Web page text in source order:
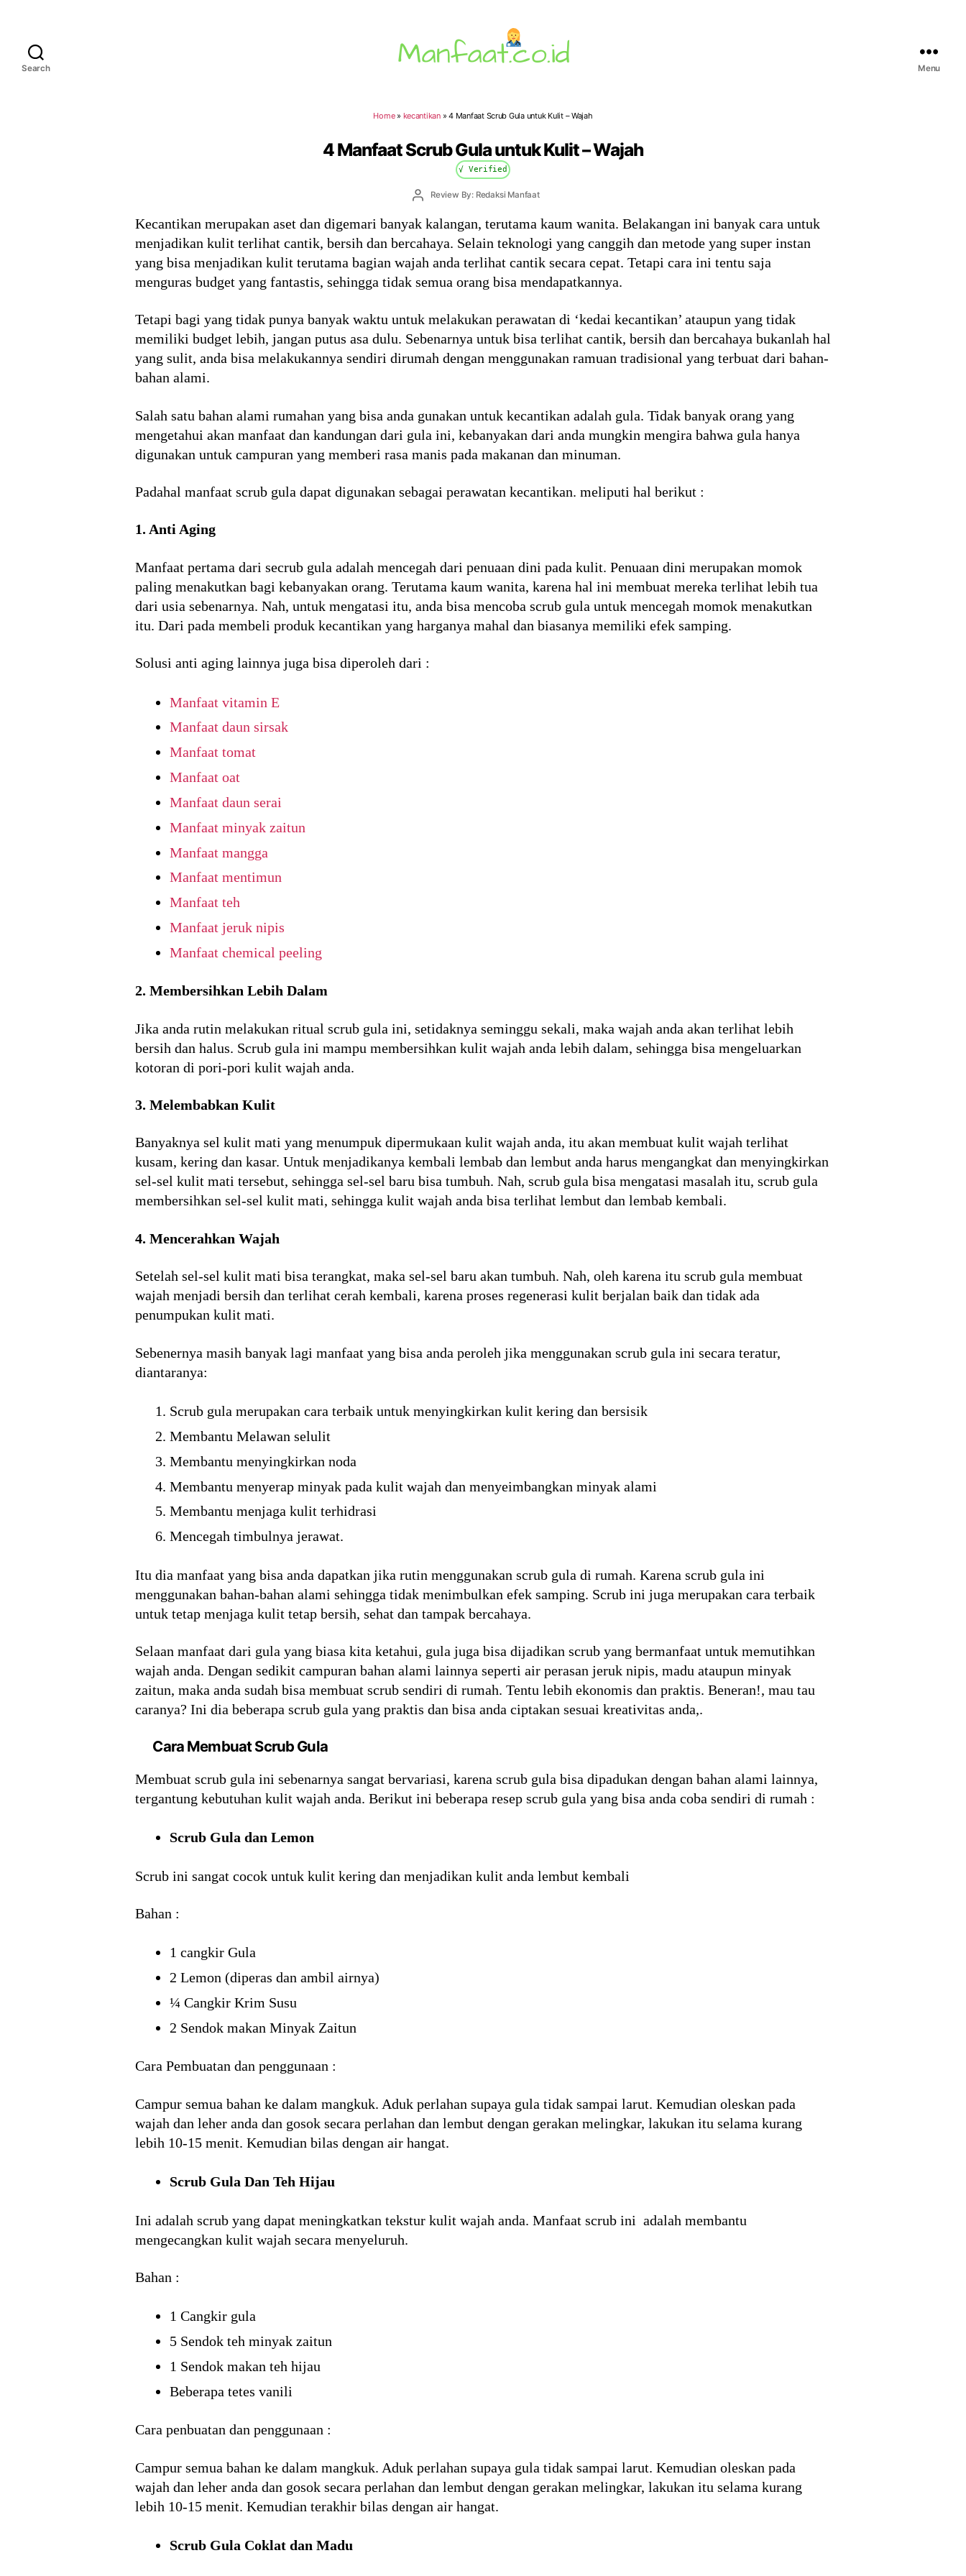
Search Menu
Home» kecantikan»4 Manfaat Scrub Gula untuk Kulit – Wajah
4 Manfaat Scrub Gula untuk Kulit – Wajah
√ Verified
PostReview By: Redaksi Manfaat
Kecantikan merupakan aset dan digemari banyak kalangan, terutama kaum wanita. Belakangan ini banyak cara untuk
menjadikan kulit terlihat cantik, bersih dan bercahaya. Selain teknologi yang canggih dan metode yang super instan
yang bisa menjadikan kulit terutama bagian wajah anda terlihat cantik secara cepat. Tetapi cara ini tentu saja
menguras budget yang fantastis, sehingga tidak semua orang bisa mendapatkannya.
Tetapi bagi yang tidak punya banyak waktu untuk melakukan perawatan di ‘kedai kecantikan’ ataupun yang tidak
memiliki budget lebih, jangan putus asa dulu. Sebenarnya untuk bisa terlihat cantik, bersih dan bercahaya bukanlah hal
yang sulit, anda bisa melakukannya sendiri dirumah dengan menggunakan ramuan tradisional yang terbuat dari bahan-
bahan alami.
Salah satu bahan alami rumahan yang bisa anda gunakan untuk kecantikan adalah gula. Tidak banyak orang yang
mengetahui akan manfaat dan kandungan dari gula ini, kebanyakan dari anda mungkin mengira bahwa gula hanya
digunakan untuk campuran yang memberi rasa manis pada makanan dan minuman.
Padahal manfaat scrub gula dapat digunakan sebagai perawatan kecantikan. meliputi hal berikut :
1. Anti Aging
Manfaat pertama dari secrub gula adalah mencegah dari penuaan dini pada kulit. Penuaan dini merupakan momok
paling menakutkan bagi kebanyakan orang. Terutama kaum wanita, karena hal ini membuat mereka terlihat lebih tua
dari usia sebenarnya. Nah, untuk mengatasi itu, anda bisa mencoba scrub gula untuk mencegah momok menakutkan
itu. Dari pada membeli produk kecantikan yang harganya mahal dan biasanya memiliki efek samping.
Solusi anti aging lainnya juga bisa diperoleh dari :
Manfaat vitamin E
Manfaat daun sirsak
Manfaat tomat
Manfaat oat
Manfaat daun serai
Manfaat minyak zaitun
Manfaat mangga
Manfaat mentimun
Manfaat teh
Manfaat jeruk nipis
Manfaat chemical peeling
2. Membersihkan Lebih Dalam
Jika anda rutin melakukan ritual scrub gula ini, setidaknya seminggu sekali, maka wajah anda akan terlihat lebih
bersih dan halus. Scrub gula ini mampu membersihkan kulit wajah anda lebih dalam, sehingga bisa mengeluarkan
kotoran di pori-pori kulit wajah anda.
3. Melembabkan Kulit
Banyaknya sel kulit mati yang menumpuk dipermukaan kulit wajah anda, itu akan membuat kulit wajah terlihat
kusam, kering dan kasar. Untuk menjadikanya kembali lembab dan lembut anda harus mengangkat dan menyingkirkan
sel-sel kulit mati tersebut, sehingga sel-sel baru bisa tumbuh. Nah, scrub gula bisa mengatasi masalah itu, scrub gula
membersihkan sel-sel kulit mati, sehingga kulit wajah anda bisa terlihat lembut dan lembab kembali.
4. Mencerahkan Wajah
Setelah sel-sel kulit mati bisa terangkat, maka sel-sel baru akan tumbuh. Nah, oleh karena itu scrub gula membuat
wajah menjadi bersih dan terlihat cerah kembali, karena proses regenerasi kulit berjalan baik dan tidak ada
penumpukan kulit mati.
Sebenernya masih banyak lagi manfaat yang bisa anda peroleh jika menggunakan scrub gula ini secara teratur,
diantaranya:
Scrub gula merupakan cara terbaik untuk menyingkirkan kulit kering dan bersisik
Membantu Melawan selulit
Membantu menyingkirkan noda
Membantu menyerap minyak pada kulit wajah dan menyeimbangkan minyak alami
Membantu menjaga kulit terhidrasi
Mencegah timbulnya jerawat.
Itu dia manfaat yang bisa anda dapatkan jika rutin menggunakan scrub gula di rumah. Karena scrub gula ini
menggunakan bahan-bahan alami sehingga tidak menimbulkan efek samping. Scrub ini juga merupakan cara terbaik
untuk tetap menjaga kulit tetap bersih, sehat dan tampak bercahaya.
Selaan manfaat dari gula yang biasa kita ketahui, gula juga bisa dijadikan scrub yang bermanfaat untuk memutihkan
wajah anda. Dengan sedikit campuran bahan alami lainnya seperti air perasan jeruk nipis, madu ataupun minyak
zaitun, maka anda sudah bisa membuat scrub sendiri di rumah. Tentu lebih ekonomis dan praktis. Beneran!, mau tau
caranya? Ini dia beberapa scrub gula yang praktis dan bisa anda ciptakan sesuai kreativitas anda,.
Cara Membuat Scrub Gula
Membuat scrub gula ini sebenarnya sangat bervariasi, karena scrub gula bisa dipadukan dengan bahan alami lainnya,
tergantung kebutuhan kulit wajah anda. Berikut ini beberapa resep scrub gula yang bisa anda coba sendiri di rumah :
Scrub Gula dan Lemon
Scrub ini sangat cocok untuk kulit kering dan menjadikan kulit anda lembut kembali
Bahan :
1 cangkir Gula
2 Lemon (diperas dan ambil airnya)
¼ Cangkir Krim Susu
2 Sendok makan Minyak Zaitun
Cara Pembuatan dan penggunaan :
Campur semua bahan ke dalam mangkuk. Aduk perlahan supaya gula tidak sampai larut. Kemudian oleskan pada
wajah dan leher anda dan gosok secara perlahan dan lembut dengan gerakan melingkar, lakukan itu selama kurang
lebih 10-15 menit. Kemudian bilas dengan air hangat.
Scrub Gula Dan Teh Hijau
Ini adalah scrub yang dapat meningkatkan tekstur kulit wajah anda. Manfaat scrub ini adalah membantu
mengecangkan kulit wajah secara menyeluruh.
Bahan :
1 Cangkir gula
5 Sendok teh minyak zaitun
1 Sendok makan teh hijau
Beberapa tetes vanili
Cara penbuatan dan penggunaan :
Campur semua bahan ke dalam mangkuk. Aduk perlahan supaya gula tidak sampai larut. Kemudian oleskan pada
wajah dan leher anda dan gosok secara perlahan dan lembut dengan gerakan melingkar, lakukan itu selama kurang
lebih 10-15 menit. Kemudian terakhir bilas dengan air hangat.
Scrub Gula Coklat dan Madu